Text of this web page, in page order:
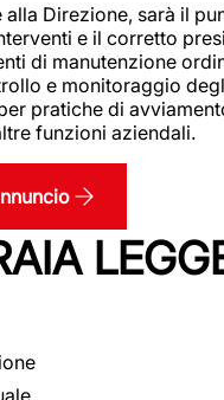
Direzione, sarà il
e il corretto
di manutenzione
e monitoraggio
pratiche di
funzioni aziendali.